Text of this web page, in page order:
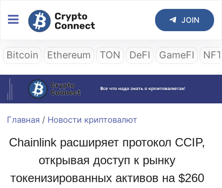
JOIN
Bitcoin Ethereum TON DeFI GameFI
Главная / Новости криптовалют
Chainlink расширяет протокол CCIP,
открывая доступ к рынку
токенизированных активов на $260